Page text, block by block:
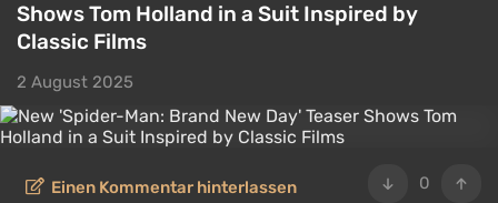
Shows Tom Holland in a Suit Inspired by
Classic Films
2 August 2025
0
Einen Kommentar hinterlassen